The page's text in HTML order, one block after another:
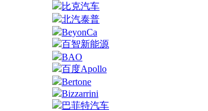
比克汽车
北汽泰普
BeyonCa
百智新能源
BAO
百度Apollo
Bertone
Bizzarrini
巴菲特汽车